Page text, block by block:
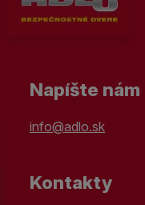
Napíšte nám
info@adlo.sk
Kontakty